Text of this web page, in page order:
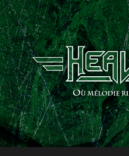
ACCUEIL
NEWS
CHRONIQUES
INTERVIEWS
REPORTS
A PROPOS